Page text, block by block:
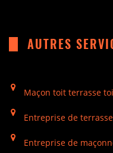
AUTRES
Maçon toit terrasse
Entreprise de
Entreprise de